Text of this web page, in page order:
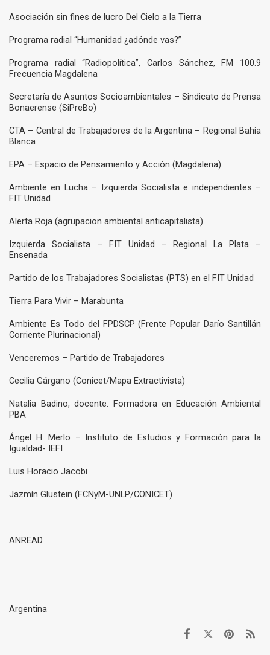
Asociación sin fines de lucro Del Cielo a la Tierra
Programa radial “Humanidad ¿adónde vas?”
Programa radial “Radiopolítica”, Carlos Sánchez, FM 100.9
Frecuencia Magdalena
Secretaría de Asuntos Socioambientales – Sindicato de Prensa
Bonaerense (SiPreBo)
CTA – Central de Trabajadores de la Argentina – Regional Bahía
Blanca
EPA – Espacio de Pensamiento y Acción (Magdalena)
Ambiente en Lucha – Izquierda Socialista e independientes –
FIT Unidad
Alerta Roja (agrupacion ambiental anticapitalista)
Izquierda Socialista – FIT Unidad – Regional La Plata –
Ensenada
Partido de los Trabajadores Socialistas (PTS) en el FIT Unidad
Tierra Para Vivir – Marabunta
Ambiente Es Todo del FPDSCP (Frente Popular Darío Santillán
Corriente Plurinacional)
Venceremos – Partido de Trabajadores
Cecilia Gárgano (Conicet/Mapa Extractivista)
Natalia Badino, docente. Formadora en Educación Ambiental
PBA
Ángel H. Merlo – Instituto de Estudios y Formación para la
Igualdad- IEFI
Luis Horacio Jacobi
Jazmín Glustein (FCNyM-UNLP/CONICET)
ANREAD
Argentina